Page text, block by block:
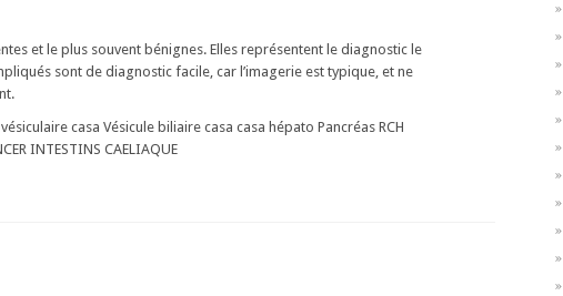
et le plus souvent bénignes. Elles représentent le diagnostic le
sont de diagnostic facile, car l’imagerie est typique, et ne
casa Vésicule biliaire casa casa hépato Pancréas RCH
INTESTINS CAELIAQUE